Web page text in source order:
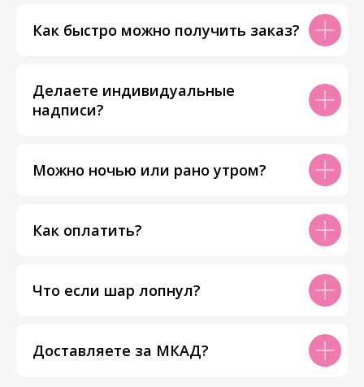
Как быстро можно получить заказ?
Делаете индивидуальные
надписи?
Можно ночью или рано утром?
Как оплатить?
Что если шар лопнул?
Доставляете за МКАД?